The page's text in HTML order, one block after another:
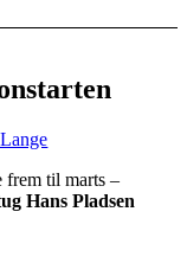
til marts –
Hans Pladsen